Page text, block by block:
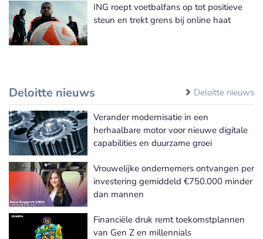
ING roept voetbalfans op tot positieve
steun en trekt grens bij online haat
Deloitte nieuws Deloitte nieuws
Verander modernisatie in een
herhaalbare motor voor nieuwe digitale
capabilities en duurzame groei
Vrouwelijke ondernemers ontvangen per
investering gemiddeld €750.000 minder
dan mannen
Financiële druk remt toekomstplannen
van Gen Z en millennials